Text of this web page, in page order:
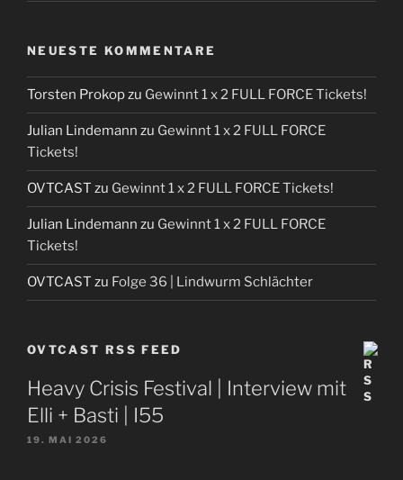
NEUESTE KOMMENTARE
Torsten Prokopzu Gewinnt 1 x 2 FULL FORCE Tickets!
Julian Lindemann zu Gewinnt 1 x 2 FULL FORCE
Tickets!
OVTCAST zu Gewinnt 1 x 2 FULL FORCE Tickets!
Julian Lindemann zu Gewinnt 1 x 2 FULL FORCE
Tickets!
OVTCAST zu Folge 36 | Lindwurm Schlächter
OVTCAST RSS FEED
Heavy Crisis Festival | Interview mit
Elli + Basti | I55
19. MAI 2026